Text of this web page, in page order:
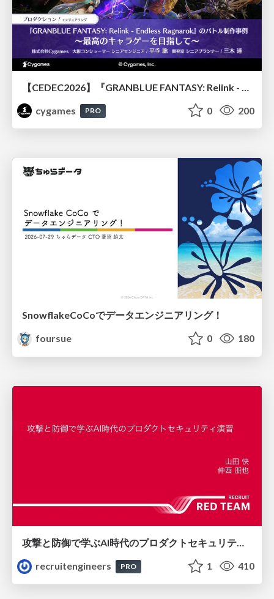
cygames
PRO 0 200
SnowflakeCoCoでデータエンジニアリング！
foursue
0 180
攻撃と防御で学ぶAI時代のプロダクトセキュリティ演習
recruitengineers
PRO 1 410